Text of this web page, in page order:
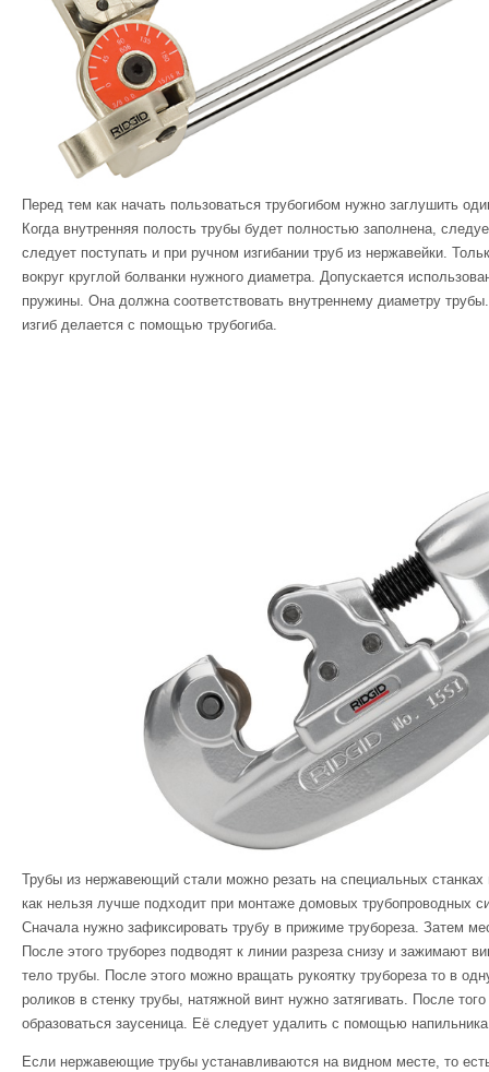
Перед тем как начать пользоваться трубогибом нужно заглушить
Когда внутренняя полость трубы будет полностью заполнена,
следует поступать и при ручном изгибании труб из нержавейки.
вокруг круглой болванки нужного диаметра. Допускается
пружины. Она должна соответствовать внутреннему диаметру
изгиб делается с помощью трубогиба.
Трубы из нержавеющий стали можно резать на специальных
как нельзя лучше подходит при монтаже домовых трубопроводных
Сначала нужно зафиксировать трубу в прижиме трубореза. Затем
После этого труборез подводят к линии разреза снизу и зажимают
тело трубы. После этого можно вращать рукоятку трубореза то в
роликов в стенку трубы, натяжной винт нужно затягивать. После
образоваться заусеница. Её следует удалить с помощью
Если нержавеющие трубы устанавливаются на видном месте, то